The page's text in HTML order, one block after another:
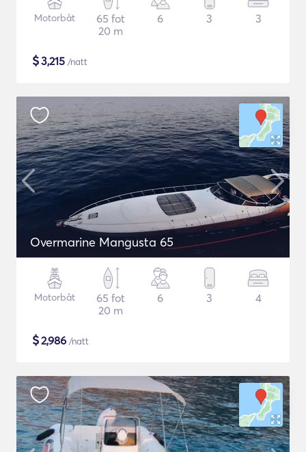
Motorbåt
65 fot
20 m
6 3 3
$3,215 /natt
Overmarine Mangusta 65
Motorbåt
65 fot
20 m
6 3 4
$2,986 /natt